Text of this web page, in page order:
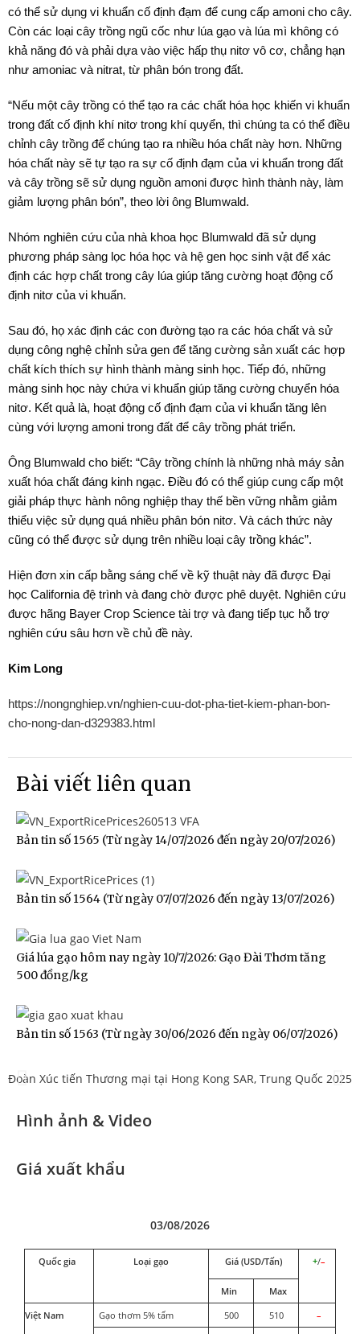
có thể sử dụng vi khuẩn cố định đạm để cung cấp amoni cho cây.
Còn các loại cây trồng ngũ cốc như lúa gạo và lúa mì không có
khả năng đó và phải dựa vào việc hấp thụ nitơ vô cơ, chẳng hạn
như amoniac và nitrat, từ phân bón trong đất.
“Nếu một cây trồng có thể tạo ra các chất hóa học khiến vi khuẩn
trong đất cố định khí nitơ trong khí quyển, thì chúng ta có thể điều
chỉnh cây trồng để chúng tạo ra nhiều hóa chất này hơn. Những
hóa chất này sẽ tự tạo ra sự cố định đạm của vi khuẩn trong đất
và cây trồng sẽ sử dụng nguồn amoni được hình thành này, làm
giảm lượng phân bón”, theo lời ông Blumwald.
Nhóm nghiên cứu của nhà khoa học Blumwald đã sử dụng
phương pháp sàng lọc hóa học và hệ gen học sinh vật để xác
định các hợp chất trong cây lúa giúp tăng cường hoạt động cố
định nitơ của vi khuẩn.
Sau đó, họ xác định các con đường tạo ra các hóa chất và sử
dụng công nghệ chỉnh sửa gen để tăng cường sản xuất các hợp
chất kích thích sự hình thành màng sinh học. Tiếp đó, những
màng sinh học này chứa vi khuẩn giúp tăng cường chuyển hóa
nitơ. Kết quả là, hoạt động cố định đạm của vi khuẩn tăng lên
cùng với lượng amoni trong đất để cây trồng phát triển.
Ông Blumwald cho biết: “Cây trồng chính là những nhà máy sản
xuất hóa chất đáng kinh ngạc. Điều đó có thể giúp cung cấp một
giải pháp thực hành nông nghiệp thay thế bền vững nhằm giảm
thiểu việc sử dụng quá nhiều phân bón nitơ. Và cách thức này
cũng có thể được sử dụng trên nhiều loại cây trồng khác”.
Hiện đơn xin cấp bằng sáng chế về kỹ thuật này đã được Đại
học California đệ trình và đang chờ được phê duyệt. Nghiên cứu
được hãng Bayer Crop Science tài trợ và đang tiếp tục hỗ trợ
nghiên cứu sâu hơn về chủ đề này.
Kim Long
https://nongnghiep.vn/nghien-cuu-dot-pha-tiet-kiem-phan-bon-
cho-nong-dan-d329383.html
Bài viết liên quan
Bản tin số 1565 (Từ ngày 14/07/2026 đến ngày 20/07/2026)
Bản tin số 1564 (Từ ngày 07/07/2026 đến ngày 13/07/2026)
Giá lúa gạo hôm nay ngày 10/7/2026: Gạo Đài Thơm tăng
500 đồng/kg
Bản tin số 1563 (Từ ngày 30/06/2026 đến ngày 06/07/2026)
Đoàn Xúc tiến Thương mại tại Hong Kong SAR, Trung Quốc 2025
Hình ảnh & Video
Giá xuất khẩu
03/08/2026
Quốc gia Loại gạo Giá (USD/Tấn) +/–
Min
Max
Việt Nam
Gạo thơm 5% tấm 500 510
–